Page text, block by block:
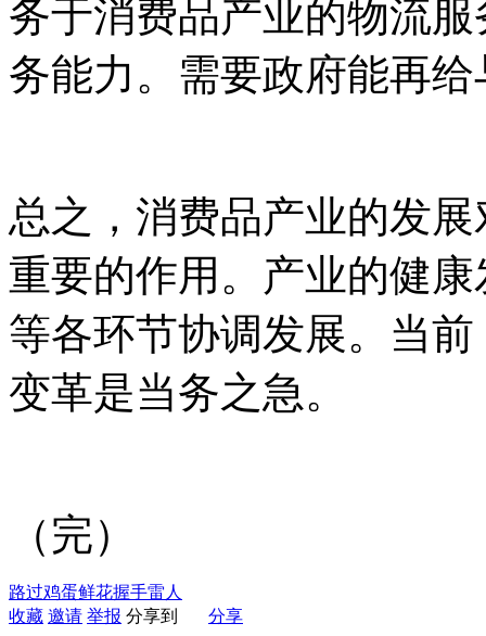
务于消费品产业的物流
务能力。需要政府能再
总之，消费品产业的发
重要的作用。产业的健
等各环节协调发展。当
变革是当务之急。
（完）
路过鸡蛋鲜花握手雷人
收藏 邀请 举报 分享到 分享